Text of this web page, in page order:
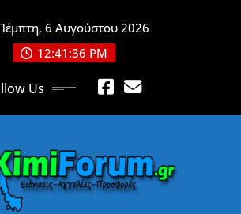
6 Αυγούστου 2026
12:41:37 PM
Us